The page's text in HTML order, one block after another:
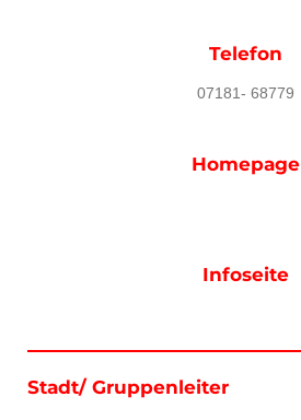
Telefon
07181- 68779
Homepage
Infoseite
Stadt/ Gruppenleiter